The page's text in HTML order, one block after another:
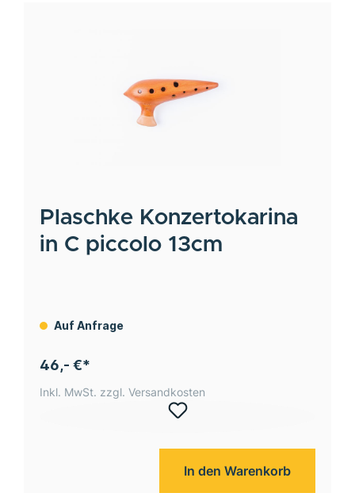
Plaschke Konzertokarina
in C piccolo 13cm
Auf Anfrage
46,- €*
Inkl. MwSt. zzgl. Versandkosten
In den Warenkorb